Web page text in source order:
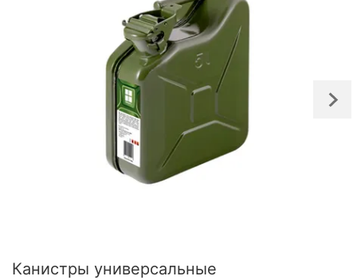
Канистры универсальные